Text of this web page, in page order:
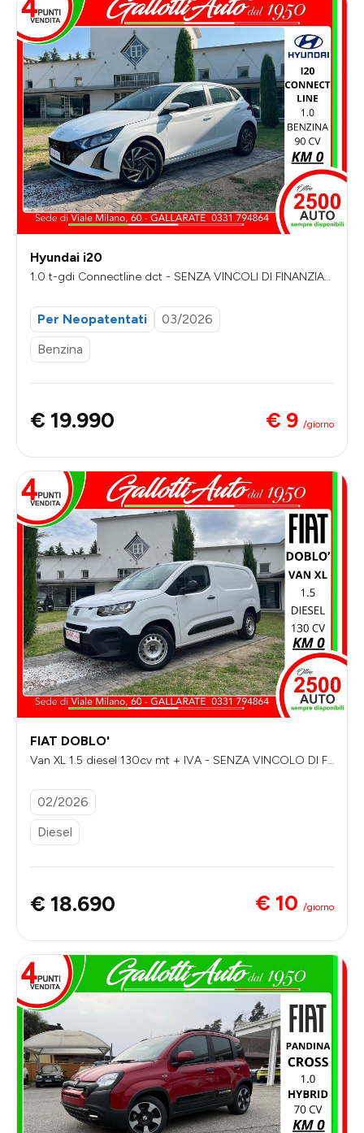
Hyundai i20
1.0 t-gdi Connectline dct - SENZA VINCOLI DI FINANZIAM
Per Neopatentati
03/2026
Benzina
€ 19.990 € 9 /giorno
FIAT DOBLO'
Van XL 1.5 diesel 130cv mt + IVA - SENZA VINCOLO DI FI
02/2026
Diesel
€ 18.690 € 10 /giorno